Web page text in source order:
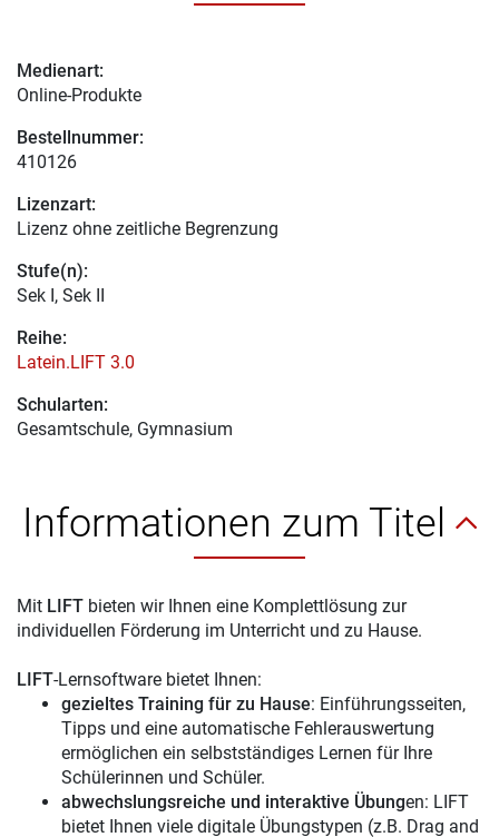
Medienart:
Online-Produkte
Bestellnummer:
410126
Lizenzart:
Lizenz ohne zeitliche Begrenzung
Stufe(n):
Sek I, Sek II
Reihe:
Latein.LIFT 3.0
Schularten:
Gesamtschule, Gymnasium
Informationen zum Titel
Mit LIFT bieten wir Ihnen eine Komplettlösung zur
individuellen Förderung im Unterricht und zu Hause.
LIFT-Lernsoftware bietet Ihnen:
gezieltes Training für zu Hause: Einführungsseiten,
Tipps und eine automatische Fehlerauswertung
ermöglichen ein selbstständiges Lernen für Ihre
Schülerinnen und Schüler.
abwechslungsreiche und interaktive Übungen: LIFT
bietet Ihnen viele digitale Übungstypen (z.B. Drag and